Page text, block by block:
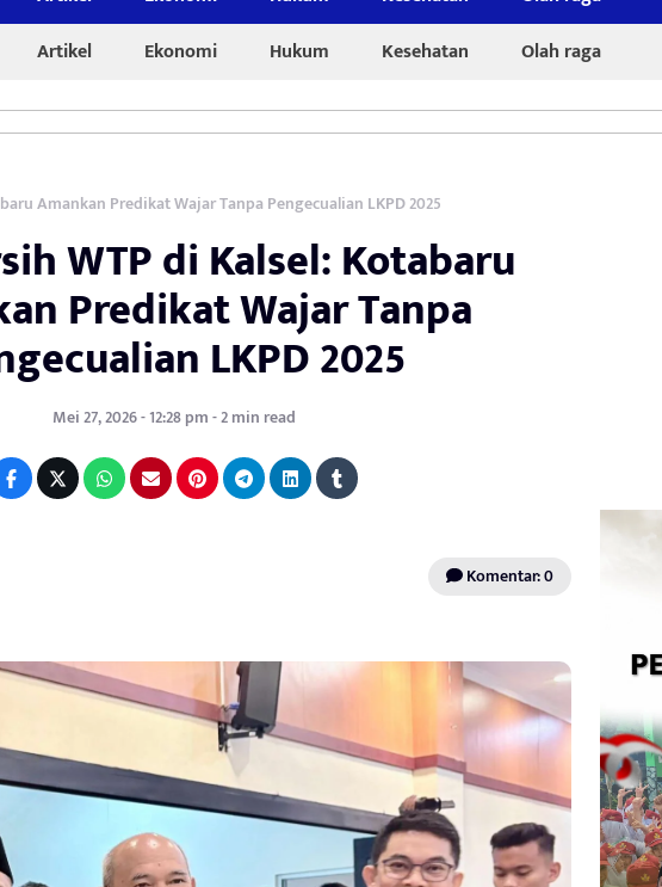
Artikel Ekonomi Hukum Kesehatan Olah raga
Amankan Predikat Wajar Tanpa Pengecualian LKPD 2025
WTP di Kalsel: Kotabaru
Predikat Wajar Tanpa
LKPD 2025
Mei 27, 2026 - 12:28 pm - 2 min read
Komentar: 0